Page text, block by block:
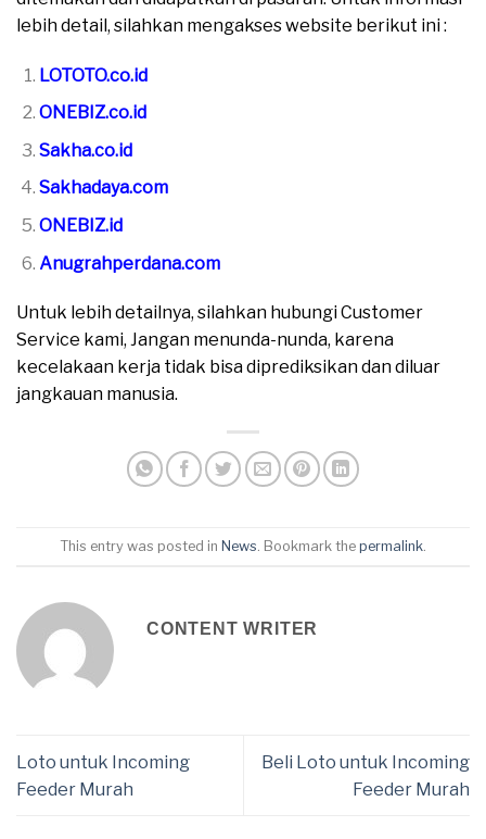
lebih detail, silahkan mengakses website berikut ini :
LOTOTO.co.id
ONEBIZ.co.id
Sakha.co.id
Sakhadaya.com
ONEBIZ.id
Anugrahperdana.com
Untuk lebih detailnya, silahkan hubungi Customer
Service kami, Jangan menunda-nunda, karena
kecelakaan kerja tidak bisa diprediksikan dan diluar
jangkauan manusia.
This entry was posted in News . Bookmark the permalink
CONTENT WRITER
Loto untuk Incoming
Feeder Murah
Beli Loto untuk Incoming
Feeder Murah